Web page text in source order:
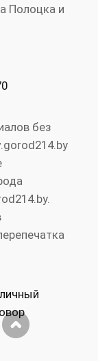
Полоцка и
без